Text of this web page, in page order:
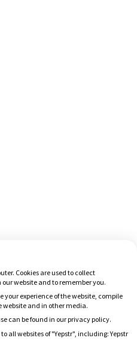
Cookies are used to collect
website and to remember you.
your experience of the website, compile
and in other media.
can be found in our privacy policy.
all websites of "Yepstr", including: Yepstr